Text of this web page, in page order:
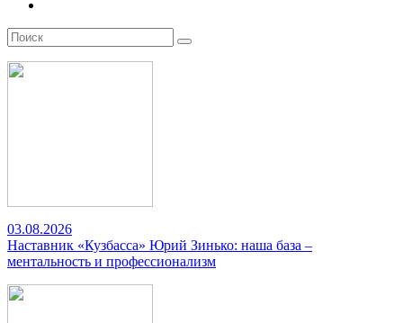
03.08.2026
Наставник «Кузбасса» Юрий Зинько: наша база –
ментальность и профессионализм